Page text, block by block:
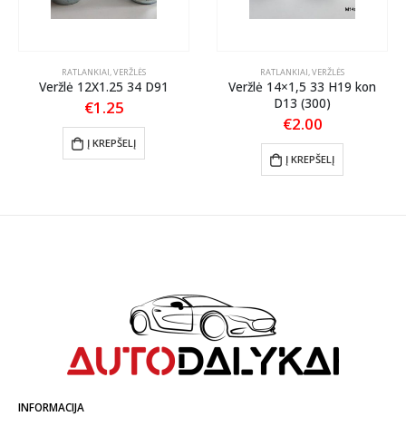
RATLANKIAI,VERŽLĖS
Veržlė 12X1.25 34 D91
€1.25
Į KREPŠELĮ
RATLANKIAI,VERŽLĖS
Veržlė 14×1,5 33 H19 kon
D13 (300)
€2.00
Į KREPŠELĮ
INFORMACIJA